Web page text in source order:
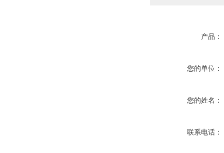
产品：
您的单位：
您的姓名：
联系电话：